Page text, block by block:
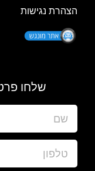
הצהרת נגישות
שלחו